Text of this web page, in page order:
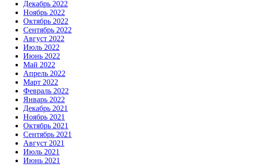
Декабрь 2022
Ноябрь 2022
Октябрь 2022
Сентябрь 2022
Август 2022
Июль 2022
Июнь 2022
Май 2022
Апрель 2022
Март 2022
Февраль 2022
Январь 2022
Декабрь 2021
Ноябрь 2021
Октябрь 2021
Сентябрь 2021
Август 2021
Июль 2021
Июнь 2021